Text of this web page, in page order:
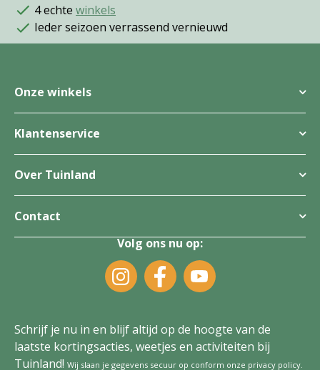
4 echte winkels
Ieder seizoen verrassend vernieuwd
Onze winkels
Klantenservice
Over Tuinland
Contact
Volg ons nu op:
Schrijf je nu in en blijf altijd op de hoogte van de
laatste kortingsacties, weetjes en activiteiten bij
Tuinland! Wij slaan je gegevens secuur op conform onze privacy policy.